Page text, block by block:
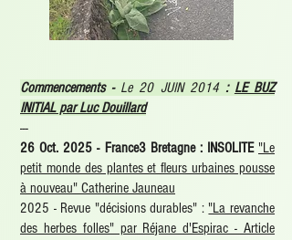
Commencements - Le 20 JUIN 2014 : LE BUZ
INITIAL par Luc Douillard
---
26 Oct. 2025 - France3 Bretagne : INSOLITE "Le
petit monde des plantes et fleurs urbaines pousse
à nouveau" Catherine Jauneau
2025 - Revue "décisions durables" :"La revanche
des herbes folles" par Réjane d'Espirac - Article